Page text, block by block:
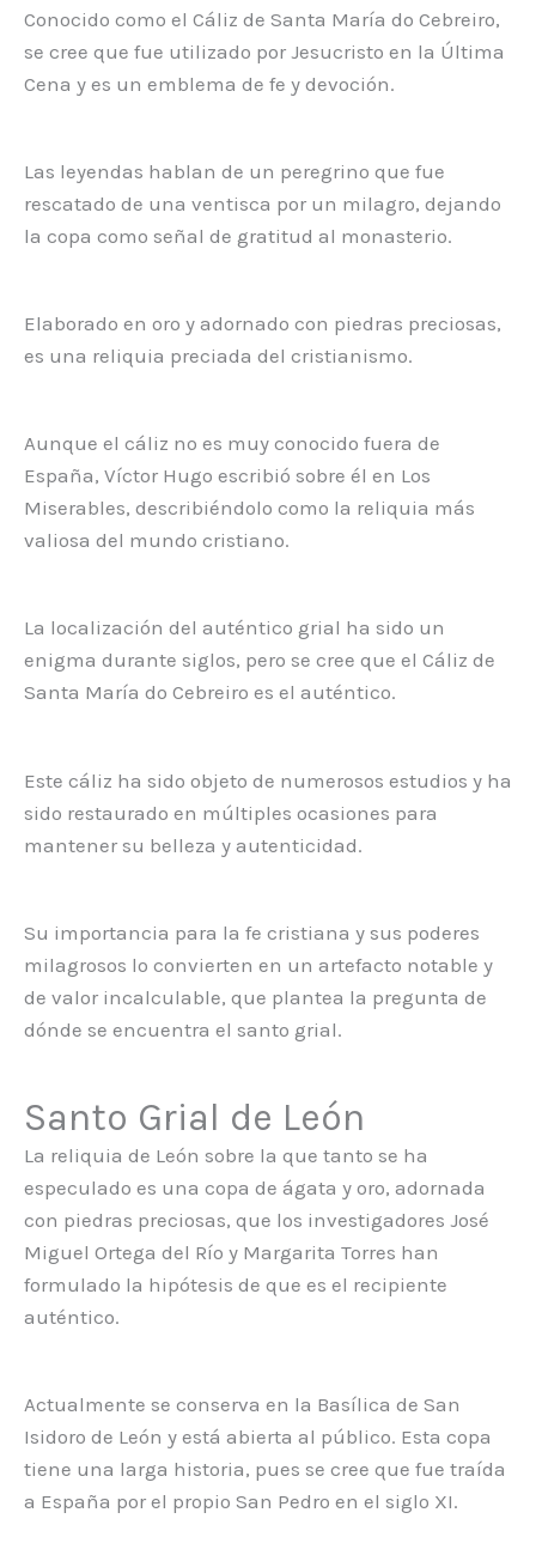
Conocido como el Cáliz de Santa María do Cebreiro,
se cree que fue utilizado por Jesucristo en la Última
Cena y es un emblema de fe y devoción.
Las leyendas hablan de un peregrino que fue
rescatado de una ventisca por un milagro, dejando
la copa como señal de gratitud al monasterio.
Elaborado en oro y adornado con piedras preciosas,
es una reliquia preciada del cristianismo.
Aunque el cáliz no es muy conocido fuera de
España, Víctor Hugo escribió sobre él en Los
Miserables, describiéndolo como la reliquia más
valiosa del mundo cristiano.
La localización del auténtico grial ha sido un
enigma durante siglos, pero se cree que el Cáliz de
Santa María do Cebreiro es el auténtico.
Este cáliz ha sido objeto de numerosos estudios y ha
sido restaurado en múltiples ocasiones para
mantener su belleza y autenticidad.
Su importancia para la fe cristiana y sus poderes
milagrosos lo convierten en un artefacto notable y
de valor incalculable, que plantea la pregunta de
dónde se encuentra el santo grial.
Santo Grial de León
La reliquia de León sobre la que tanto se ha
especulado es una copa de ágata y oro, adornada
con piedras preciosas, que los investigadores José
Miguel Ortega del Río y Margarita Torres han
formulado la hipótesis de que es el recipiente
auténtico.
Actualmente se conserva en la Basílica de San
Isidoro de León y está abierta al público. Esta copa
tiene una larga historia, pues se cree que fue traída
a España por el propio San Pedro en el siglo XI.